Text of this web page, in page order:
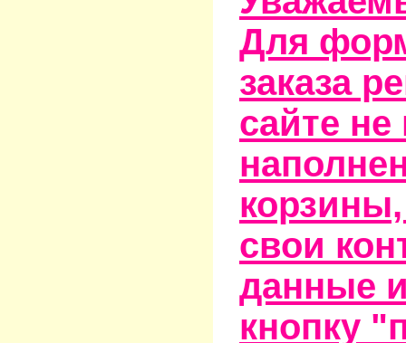
Для
заказа
сайте
свои
данные
кнопку